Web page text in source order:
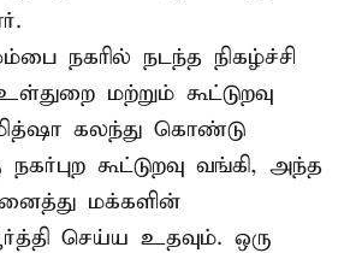
நகரில் நடந்த நிகழ்ச்சி
மற்றும் கூட்டுறவு
கலந்து கொண்டு
நகர்புற கூட்டுறவு வங்கி, அந்த
மக்களின்
செய்ய உதவும். ஒரு